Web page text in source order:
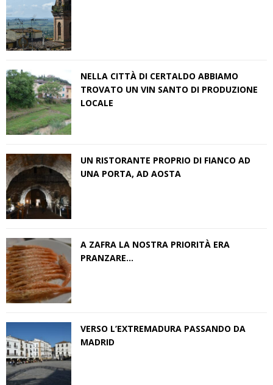
NELLA CITTÀ DI CERTALDO ABBIAMO
TROVATO UN VIN SANTO DI PRODUZIONE
LOCALE
UN RISTORANTE PROPRIO DI FIANCO AD
UNA PORTA, AD AOSTA
A ZAFRA LA NOSTRA PRIORITÀ ERA
PRANZARE…
VERSO L’EXTREMADURA PASSANDO DA
MADRID